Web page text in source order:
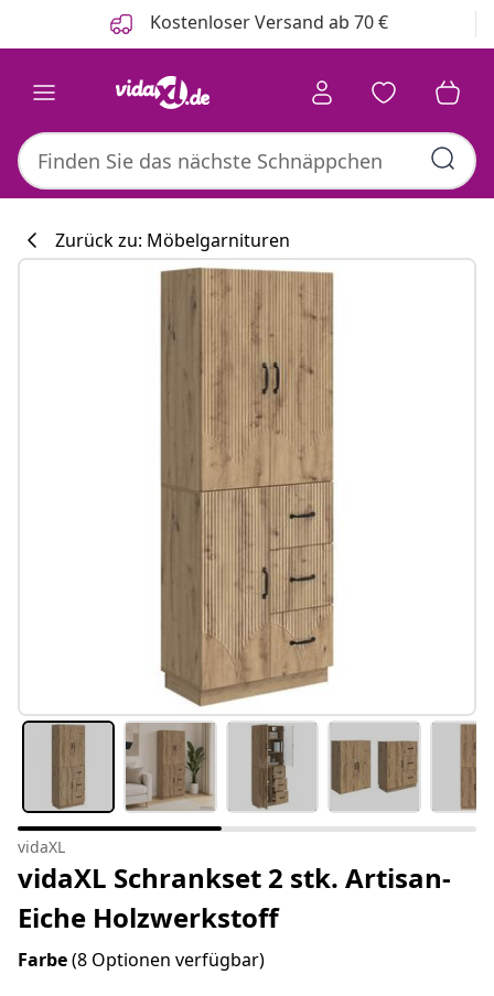
Kostenloser Versand ab 70 €
Zurück zu: Möbelgarnituren
vidaXL
vidaXL Schrankset 2 stk. Artisan-
Eiche Holzwerkstoff
Farbe(8 Optionen verfügbar)